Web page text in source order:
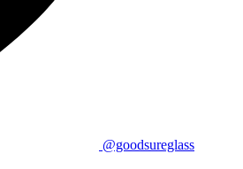
@goodsureglass